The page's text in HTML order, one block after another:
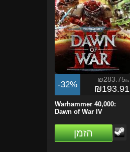
-32% ₪283.75ils
₪193.91
Warhammer 40,000:
Dawn of War IV
הזמן